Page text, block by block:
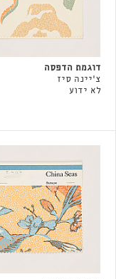
דוגמת הדפסה
צ'יינה סיז
לא ידוע